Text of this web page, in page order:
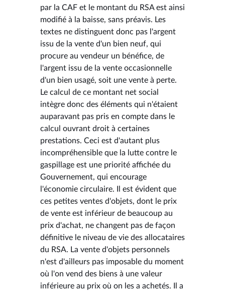
par la CAF et le montant du RSA est ainsi
modifié à la baisse, sans préavis. Les
textes ne distinguent donc pas l'argent
issu de la vente d'un bien neuf, qui
procure au vendeur un bénéfice, de
l'argent issu de la vente occasionnelle
d'un bien usagé, soit une vente à perte.
Le calcul de ce montant net social
intègre donc des éléments qui n'étaient
auparavant pas pris en compte dans le
calcul ouvrant droit à certaines
prestations. Ceci est d'autant plus
incompréhensible que la lutte contre le
gaspillage est une priorité affichée du
Gouvernement, qui encourage
l'économie circulaire. Il est évident que
ces petites ventes d'objets, dont le prix
de vente est inférieur de beaucoup au
prix d'achat, ne changent pas de façon
définitive le niveau de vie des allocataires
du RSA. La vente d'objets personnels
n'est d'ailleurs pas imposable du moment
où l'on vend des biens à une valeur
inférieure au prix où on les a achetés. Il a